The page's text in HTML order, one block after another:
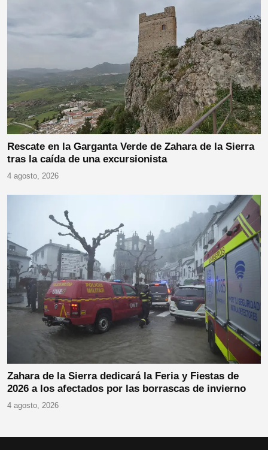
Rescate en la Garganta Verde de Zahara de la Sierra
tras la caída de una excursionista
4 agosto, 2026
Zahara de la Sierra dedicará la Feria y Fiestas de
2026 a los afectados por las borrascas de invierno
4 agosto, 2026